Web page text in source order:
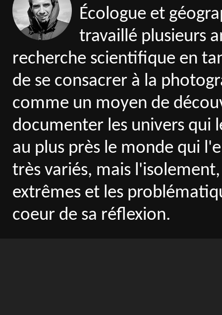
Écologue et
travaillé plusieurs
recherche scientifique en
de se consacrer à la
comme un moyen de
documenter les univers qui
au plus près le monde qui
très variés, mais
extrêmes et les
coeur de sa réflexion.